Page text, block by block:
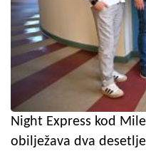
Night Express kod
obilježava dva